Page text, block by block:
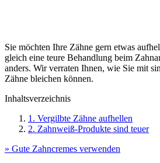
Sie möchten Ihre Zähne gern etwas
gleich eine teure Behandlung beim
anders. Wir verraten Ihnen, wie Sie mit
Zähne bleichen können.
Inhaltsverzeichnis
1. Vergilbte Zähne aufhellen
2. Zahnweiß-Produkte sind teuer
» Gute Zahncremes verwenden